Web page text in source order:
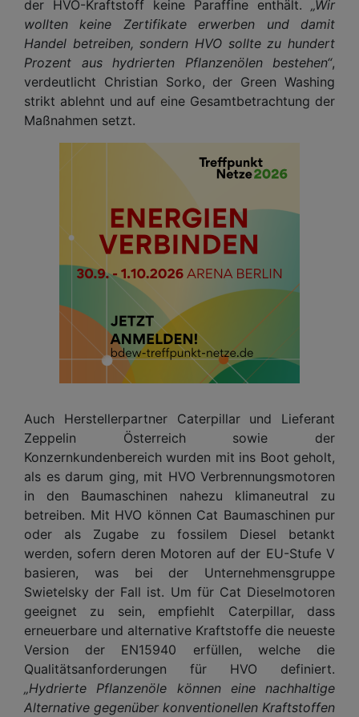
der HVO-Kraftstoff keine Paraffine enthält. „Wir
wollten keine Zertifikate erwerben und damit
Handel betreiben, sondern HVO sollte zu hundert
Prozent aus hydrierten Pflanzenölen bestehen“,
verdeutlicht Christian Sorko, der Green Washing
strikt ablehnt und auf eine Gesamtbetrachtung der
Maßnahmen setzt.
Auch Herstellerpartner Caterpillar und Lieferant
Zeppelin Österreich sowie der
Konzernkundenbereich wurden mit ins Boot geholt,
als es darum ging, mit HVO Verbrennungsmotoren
in den Baumaschinen nahezu klimaneutral zu
betreiben. Mit HVO können Cat Baumaschinen pur
oder als Zugabe zu fossilem Diesel betankt
werden, sofern deren Motoren auf der EU-Stufe V
basieren, was bei der Unternehmensgruppe
Swietelsky der Fall ist. Um für Cat Dieselmotoren
geeignet zu sein, empfiehlt Caterpillar, dass
erneuerbare und alternative Kraftstoffe die neueste
Version der EN15940 erfüllen, welche die
Qualitätsanforderungen für HVO definiert.
„Hydrierte Pflanzenöle können eine nachhaltige
Alternative gegenüber konventionellen Kraftstoffen